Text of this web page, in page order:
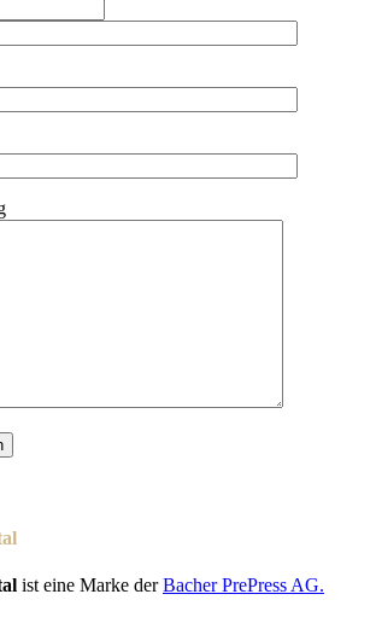
ist eine Marke derBacher PrePress AG.